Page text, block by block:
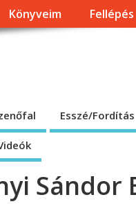
Könyveim Fellépés
Esszé/Fordítás
Sándor